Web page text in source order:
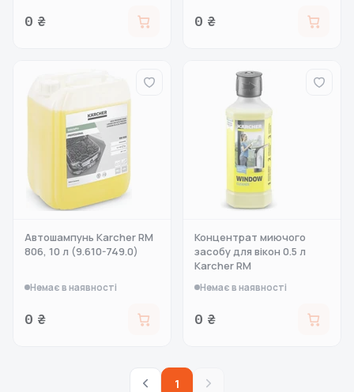
0 ₴ 0 ₴
Автошампунь Karcher RM
806, 10 л (9.610-749.0)
Немає в наявності
0 ₴
Концентрат миючого
засобу для вікон 0.5 л
Karcher RM
Немає в наявності
0 ₴
1